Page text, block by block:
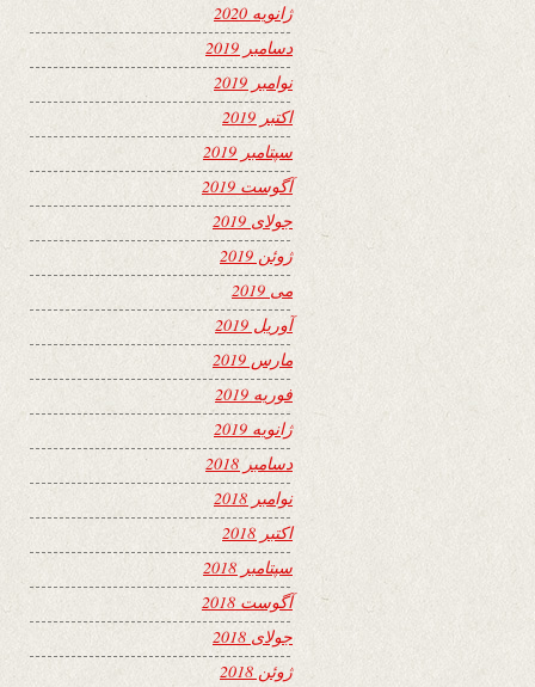
ژانویه 2020
دسامبر 2019
نوامبر 2019
اکتبر 2019
سپتامبر 2019
آگوست 2019
جولای 2019
ژوئن 2019
می 2019
آوریل 2019
مارس 2019
فوریه 2019
ژانویه 2019
دسامبر 2018
نوامبر 2018
اکتبر 2018
سپتامبر 2018
آگوست 2018
جولای 2018
ژوئن 2018